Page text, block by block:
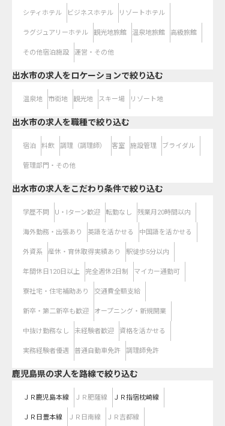
シティホテル ビジネスホテル リゾートホテル
ラグジュアリーホテル 観光地旅館 温泉地旅館 高級旅館
その他宿泊施設 運営・その他
出水市の求人をロケーションで絞り込む
温泉地 市街地 観光地 スキー場 リゾート地
出水市の求人を職種で絞り込む
宿泊 料飲 調理（調理師） 客室 施設管理 ブライダル
管理部門・その他
出水市の求人をこだわり条件で絞り込む
学歴不問 U・Iターン歓迎 転勤なし 残業月20時間以内
海外勤務・出張あり 英語を活かせる 中国語を活かせる
外資系 産休・育休取得実績あり 駅徒歩5分以内
年間休日120日以上 完全週休2日制 マイカー通勤可
寮社宅・住宅補助あり 交通費全額支給
新卒・第二新卒も歓迎 オープニング・新規開業
中抜け勤務なし 未経験者歓迎 資格を活かせる
実務経験者優遇 普通自動車免許 調理師免許
鹿児島県の求人を路線で絞り込む
ＪＲ鹿児島本線 ＪＲ肥薩線 ＪＲ指宿枕崎線
ＪＲ日豊本線 ＪＲ日南線 ＪＲ吉都線